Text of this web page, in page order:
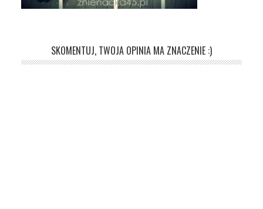
SKOMENTUJ, TWOJA OPINIA MA ZNACZENIE :)